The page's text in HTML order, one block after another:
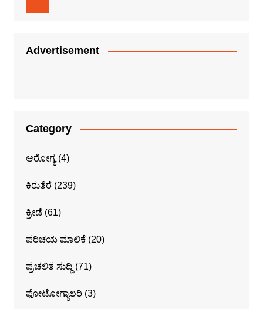
Advertisement
Category
ಆರೋಗ್ಯ(4)
ಕಿರುತೆರೆ(239)
ಕ್ರೀಡೆ(61)
ಪರಿಚಯ ಮಾಲಿಕೆ(20)
ಪ್ರಚಲಿತ ಸುದ್ದಿ (71)
ಫೋಟೋಗ್ಯಾಲರಿ(3)